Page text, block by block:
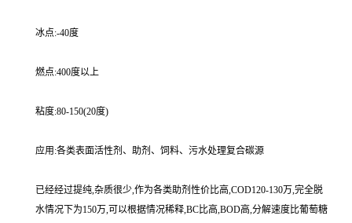
冰点:-40度
燃点:400度以上
粘度:80-150(20度)
应用:各类表面活性剂、助剂、饲料、污水处理复合碳源
已经经过提纯,杂质很少,作为各类助剂性价比高,COD120-130万,完全脱
水情况下为150万,可以根据情况稀释,BC比高,BOD高,分解速度比葡萄糖